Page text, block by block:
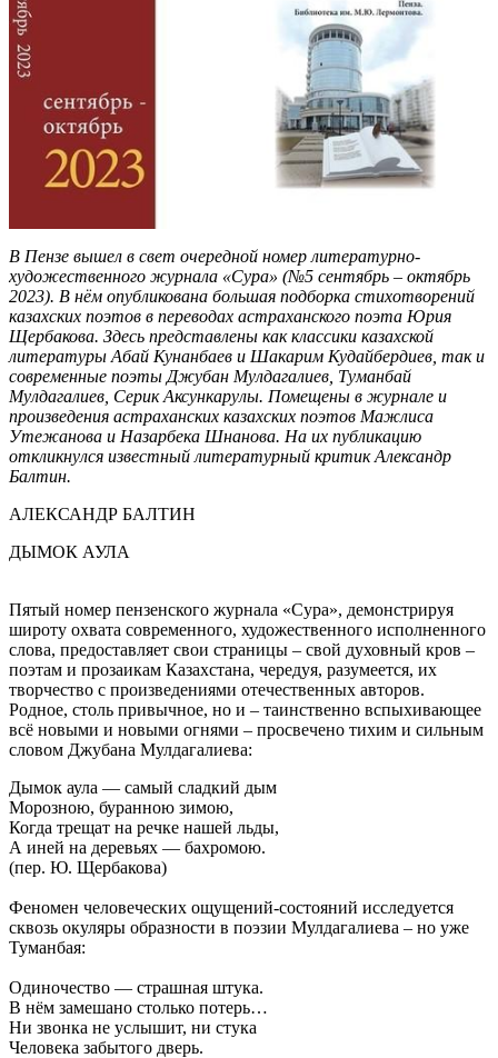
В Пензе вышел в свет очередной номер литературно-
художественного журнала «Сура» (№5 сентябрь – октябрь
2023). В нём опубликована большая подборка стихотворений
казахских поэтов в переводах астраханского поэта Юрия
Щербакова. Здесь представлены как классики казахской
литературы Абай Кунанбаев и Шакарим Кудайбердиев, так и
современные поэты Джубан Мулдагалиев, Туманбай
Мулдагалиев, Серик Аксункарулы. Помещены в журнале и
произведения астраханских казахских поэтов Мажлиса
Утежанова и Назарбека Шнанова. На их публикацию
откликнулся известный литературный критик Александр
Балтин.
АЛЕКСАНДР БАЛТИН
ДЫМОК АУЛА
Пятый номер пензенского журнала «Сура», демонстрируя
широту охвата современного, художественного исполненного
слова, предоставляет свои страницы – свой духовный кров –
поэтам и прозаикам Казахстана, чередуя, разумеется, их
творчество с произведениями отечественных авторов.
Родное, столь привычное, но и – таинственно вспыхивающее
всё новыми и новыми огнями – просвечено тихим и сильным
словом Джубана Мулдагалиева:
Дымок аула — самый сладкий дым
Морозною, буранною зимою,
Когда трещат на речке нашей льды,
А иней на деревьях — бахромою.
(пер. Ю. Щербакова)
Феномен человеческих ощущений-состояний исследуется
сквозь окуляры образности в поэзии Мулдагалиева – но уже
Туманбая:
Одиночество — страшная штука.
В нём замешано столько потерь…
Ни звонка не услышит, ни стука
Человека забытого дверь.